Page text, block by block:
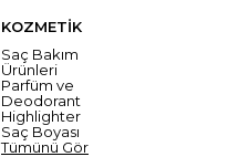
KOZMETİK
Saç Bakım
Ürünleri
Parfüm ve
Deodorant
Highlighter
Saç Boyası
Tümünü Gör